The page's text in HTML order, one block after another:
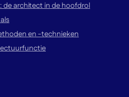
de architect in de hoofdrol
en -technieken